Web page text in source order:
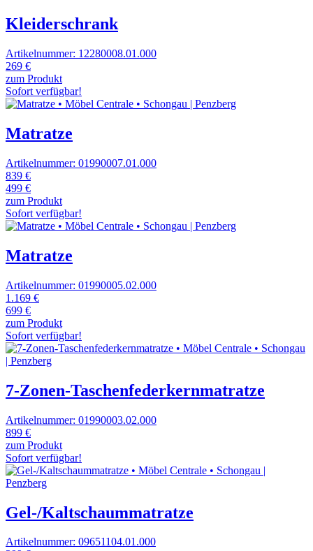
Kleiderschrank
Artikelnummer: 12280008.01.000
269 €
zum Produkt
Sofort verfügbar!
Matratze
Artikelnummer: 01990007.01.000
839 €
499 €
zum Produkt
Sofort verfügbar!
Matratze
Artikelnummer: 01990005.02.000
1.169 €
699 €
zum Produkt
Sofort verfügbar!
7-Zonen-Taschenfederkernmatratze
Artikelnummer: 01990003.02.000
899 €
zum Produkt
Sofort verfügbar!
Gel-/Kaltschaummatratze
Artikelnummer: 09651104.01.000